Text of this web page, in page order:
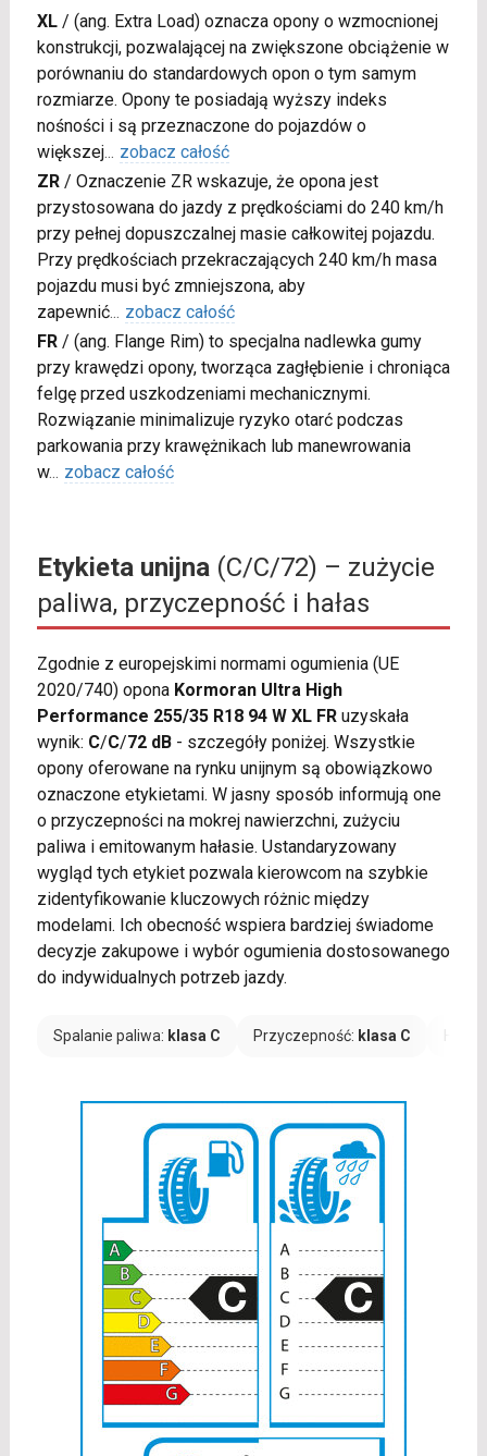
XL/ (ang. Extra Load) oznacza opony o wzmocnionej
konstrukcji, pozwalającej na zwiększone obciążenie w
porównaniu do standardowych opon o tym samym
rozmiarze. Opony te posiadają wyższy indeks
nośności i są przeznaczone do pojazdów o
większej... zobacz całość
ZR/ Oznaczenie ZR wskazuje, że opona jest
przystosowana do jazdy z prędkościami do 240 km/h
przy pełnej dopuszczalnej masie całkowitej pojazdu.
Przy prędkościach przekraczających 240 km/h masa
pojazdu musi być zmniejszona, aby
zapewnić... zobacz całość
FR/ (ang. Flange Rim) to specjalna nadlewka gumy
przy krawędzi opony, tworząca zagłębienie i chroniąca
felgę przed uszkodzeniami mechanicznymi.
Rozwiązanie minimalizuje ryzyko otarć podczas
parkowania przy krawężnikach lub manewrowania
w... zobacz całość
Etykieta unijna(C/C/72) – zużycie
paliwa, przyczepność i hałas
Zgodnie z europejskimi normami ogumienia (UE
2020/740) opona Kormoran Ultra High
Performance 255/35 R18 94 W XL FRuzyskała
wynik: C/C/72 dB- szczegóły poniżej. Wszystkie
opony oferowane na rynku unijnym są obowiązkowo
oznaczone etykietami. W jasny sposób informują one
o przyczepności na mokrej nawierzchni, zużyciu
paliwa i emitowanym hałasie. Ustandaryzowany
wygląd tych etykiet pozwala kierowcom na szybkie
zidentyfikowanie kluczowych różnic między
modelami. Ich obecność wspiera bardziej świadome
decyzje zakupowe i wybór ogumienia dostosowanego
do indywidualnych potrzeb jazdy.
Spalanie paliwa: klasa C Przyczepność: klasa C